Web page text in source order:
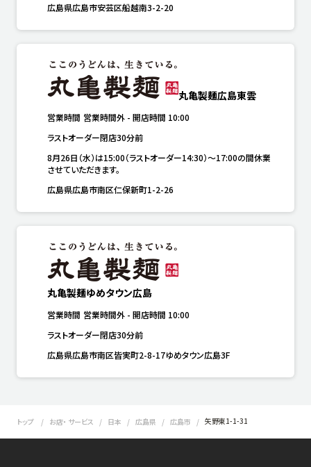
広島県広島市安芸区船越南3-2-20
丸亀製麺広島東雲
営業時間 営業時間外 - 開店時間 10:00
ラストオーダー閉店30分前
8月26日（水）は15:00（ラストオーダー14:30）～17:00の間休業
させていただきます。
広島県広島市南区仁保新町1-2-26
丸亀製麺ゆめタウン広島
営業時間 営業時間外 - 開店時間 10:00
ラストオーダー閉店30分前
広島県広島市南区皆実町2-8-17ゆめタウン広島3F
トップ お店・ サービス 日本 広島県 広島市 矢野東1-1-31